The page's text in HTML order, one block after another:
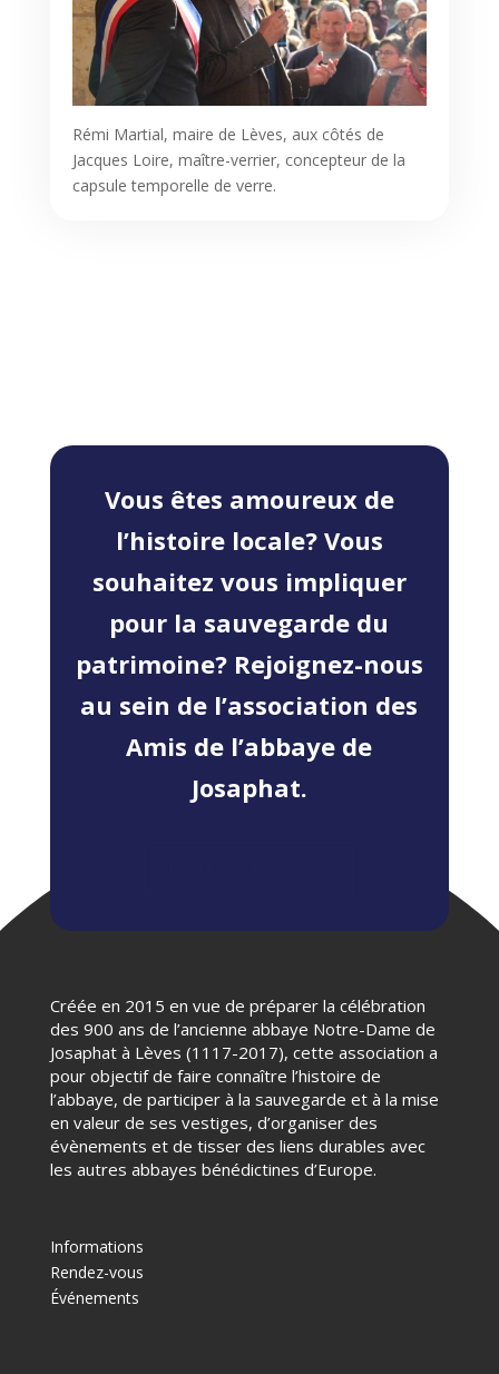
Rémi Martial, maire de Lèves, aux côtés de
Jacques Loire, maître-verrier, concepteur de la
capsule temporelle de verre.
Vous êtes amoureux de
l’histoire locale? Vous
souhaitez vous impliquer
pour la sauvegarde du
patrimoine? Rejoignez-nous
au sein de l’association des
Amis de l’abbaye de
Josaphat.
Créée en 2015 en vue de préparer la célébration
des 900 ans de l’ancienne abbaye Notre-Dame de
Josaphat à Lèves (1117-2017), cette association a
pour objectif de faire connaître l’histoire de
l’abbaye, de participer à la sauvegarde et à la mise
en valeur de ses vestiges, d’organiser des
évènements et de tisser des liens durables avec
les autres abbayes bénédictines d’Europe.
Informations
Rendez-vous
Événements